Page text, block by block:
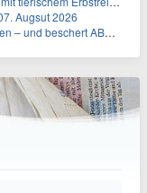
Augsut 2026
ABC Top-Quoten